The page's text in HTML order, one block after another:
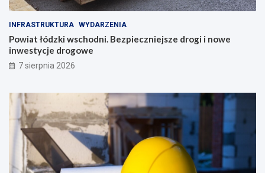
INFRASTRUKTURA WYDARZENIA
Powiat łódzki wschodni. Bezpieczniejsze drogi i nowe
inwestycje drogowe
7 sierpnia 2026